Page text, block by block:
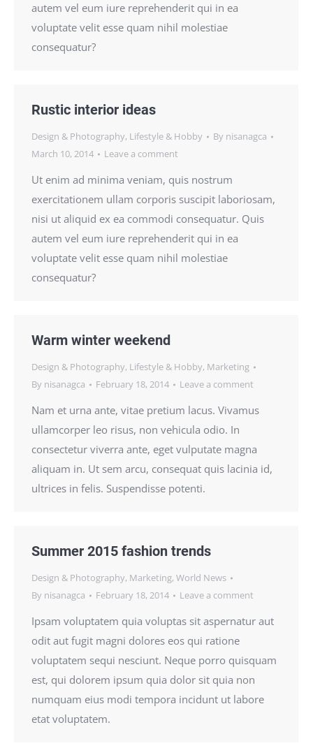
autem vel eum iure reprehenderit qui in ea
voluptate velit esse quam nihil molestiae
consequatur?
Rustic interior ideas
Design & Photography, Lifestyle & Hobby By nisanagca
March 10, 2014
Leave a comment
Ut enim ad minima veniam, quis nostrum
exercitationem ullam corporis suscipit laboriosam,
nisi ut aliquid ex ea commodi consequatur. Quis
autem vel eum iure reprehenderit qui in ea
voluptate velit esse quam nihil molestiae
consequatur?
Warm winter weekend
Design & Photography, Lifestyle & Hobby, Marketing
By nisanagca February 18, 2014 Leave a comment
Nam et urna ante, vitae pretium lacus. Vivamus
ullamcorper leo risus, non vehicula odio. In
consectetur viverra ante, eget vulputate magna
aliquam in. Ut sem arcu, consequat quis lacinia id,
ultrices in felis. Suspendisse potenti.
Summer 2015 fashion trends
Design & Photography, Marketing, World News
By nisanagca February 18, 2014 Leave a comment
Ipsam voluptatem quia voluptas sit aspernatur aut
odit aut fugit magni dolores eos qui ratione
voluptatem sequi nesciunt. Neque porro quisquam
est, qui dolorem ipsum quia dolor sit quia non
numquam eius modi tempora incidunt ut labore
etat voluptatem.